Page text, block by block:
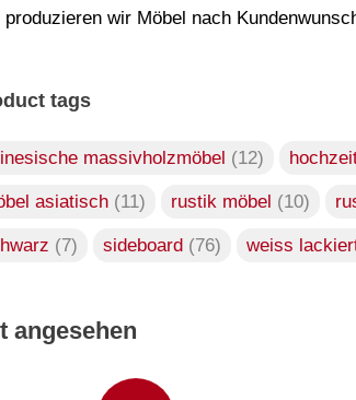
produzieren wir Möbel nach
tags
massivholzmöbel (12)
asiatisch (11) rustik möbel (10)
(7) sideboard (76) weiss
angesehen